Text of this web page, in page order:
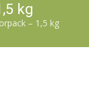
kg
– 1,5 kg